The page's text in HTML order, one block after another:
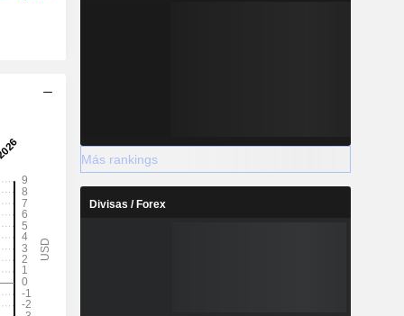
Más rankings
Divisas / Forex